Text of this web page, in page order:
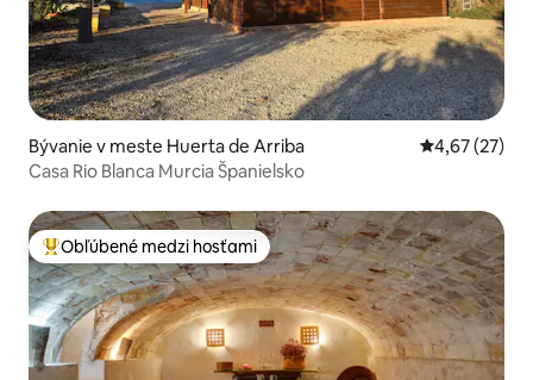
Bývanie v meste Huerta de Arriba Priemerné
4,67 (27)
Casa Rio Blanca Murcia Španielsko
Najobľúbenejšie medzi hosťami
Obľúbené medzi hosťami